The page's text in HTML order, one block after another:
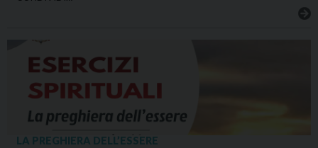
LA PREGHIERA DELL’ESSERE